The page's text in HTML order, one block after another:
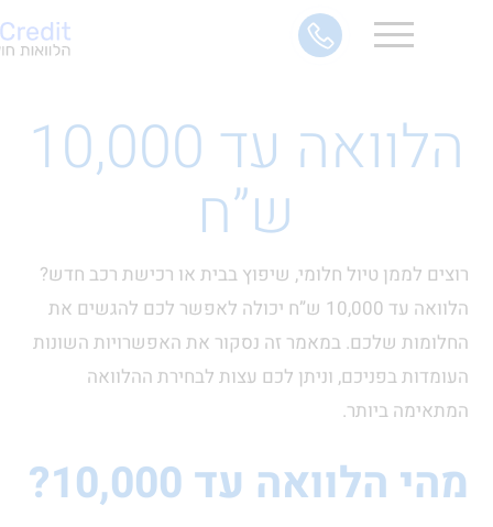
הלוואה עד 10,000
ש”ח
לממן טיול חלומי, שיפוץ בבית או רכישת רכב חדש?
הלוואה עד 10,000 ש”ח יכולה לאפשר לכם להגשים את
שלכם. במאמר זה נסקור את האפשרויות השונות
בפניכם, וניתן לכם עצות לבחירת ההלוואה
ביותר.
עד 10,000?